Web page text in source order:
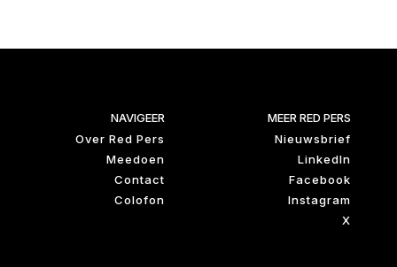
NAVIGEER
Over Red Pers
Meedoen
Contact
Colofon
MEER RED PERS
Nieuwsbrief
LinkedIn
Facebook
Instagram
X